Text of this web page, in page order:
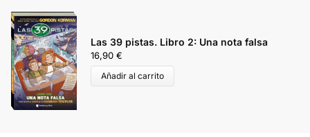
Las 39 pistas. Libro 2: Una nota falsa
16,90 €
Añadir al carrito